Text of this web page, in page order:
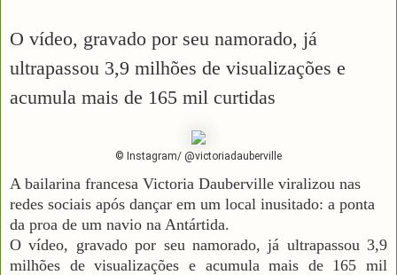
O vídeo, gravado por seu namorado, já
ultrapassou 3,9 milhões de visualizações e
acumula mais de 165 mil curtidas
© Instagram/ @victoriadauberville
A bailarina francesa Victoria Dauberville viralizou nas
redes sociais após dançar em um local inusitado: a ponta
da proa de um navio na Antártida.
O vídeo, gravado por seu namorado, já ultrapassou 3,9
milhões de visualizações e acumula mais de 165 mil